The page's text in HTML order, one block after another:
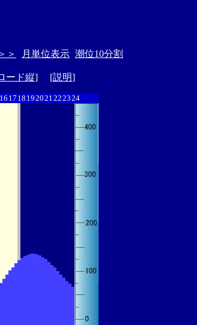
＞＞ 月単位表示 潮位10分割
ード縦] [説明]
16 17 18 192021222324